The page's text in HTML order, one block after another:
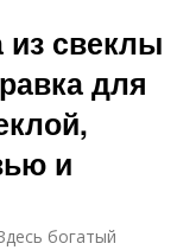
из свеклы
для
и
богатый